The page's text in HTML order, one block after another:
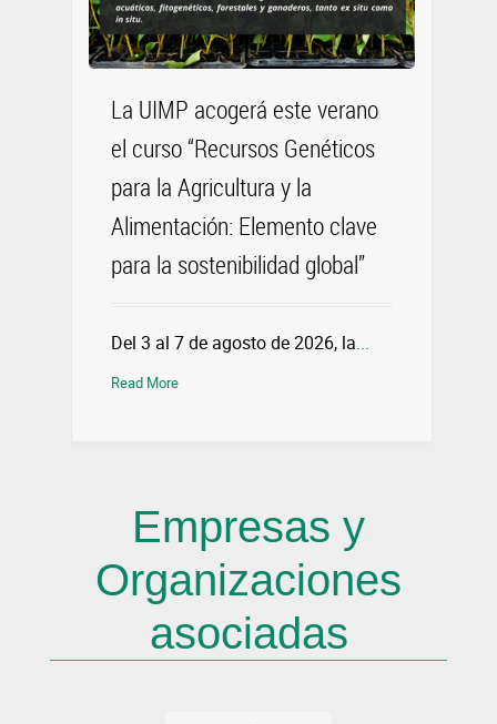
La UIMP acogerá este verano
el curso “Recursos Genéticos
para la Agricultura y la
Alimentación: Elemento clave
para la sostenibilidad global”
Del 3 al 7 de agosto de 2026, la...
Read More
Empresas y
Organizaciones
asociadas